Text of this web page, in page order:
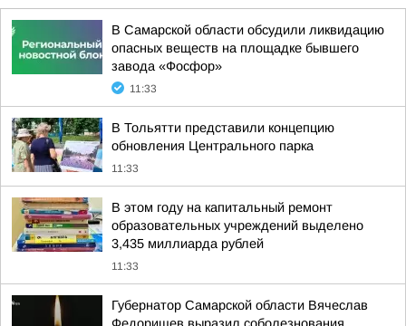
В Самарской области обсудили ликвидацию
опасных веществ на площадке бывшего
завода «Фосфор»
11:33
В Тольятти представили концепцию
обновления Центрального парка
11:33
В этом году на капитальный ремонт
образовательных учреждений выделено
3,435 миллиарда рублей
11:33
Губернатор Самарской области Вячеслав